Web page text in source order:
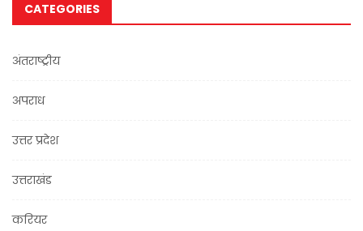
CATEGORIES
अंतराष्ट्रीय
अपराध
उत्तर प्रदेश
उत्तराखंड
करियर